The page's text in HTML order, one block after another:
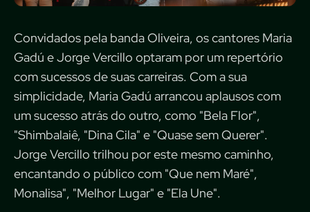
Convidados pela banda Oliveira, os cantores Maria
Gadú e Jorge Vercillo optaram por um repertório
com sucessos de suas carreiras. Com a sua
simplicidade, Maria Gadú arrancou aplausos com
um sucesso atrás do outro, como "Bela Flor",
"Shimbalaiê, "Dina Cila" e "Quase sem Querer".
Jorge Vercillo trilhou por este mesmo caminho,
encantando o público com "Que nem Maré",
Monalisa", "Melhor Lugar" e "Ela Une".